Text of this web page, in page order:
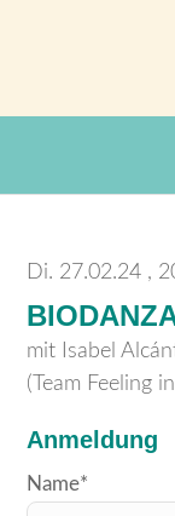
Di. 27.02.24
mit Isabel
(Team Feeling
Anmeldung
Bitte
Name*